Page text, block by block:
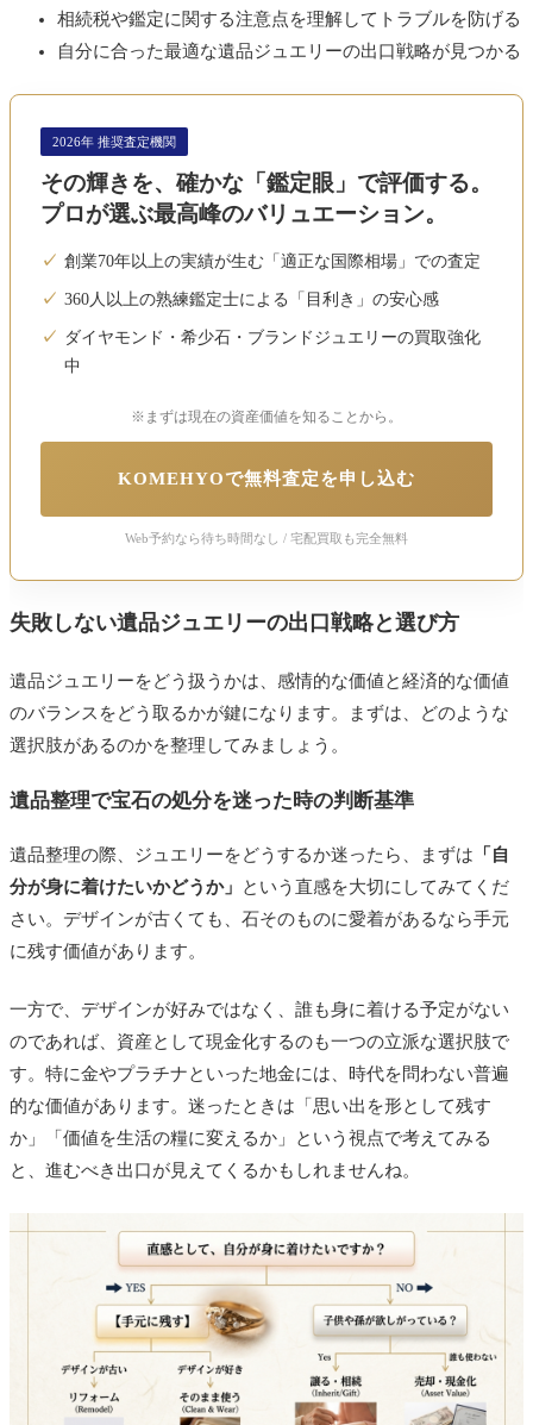
相続税や鑑定に関する注意点を理解してトラブルを防げる
自分に合った最適な遺品ジュエリーの出口戦略が見つかる
2026年 推奨査定機関
その輝きを、確かな「鑑定眼」で評価する。
プロが選ぶ最高峰のバリュエーション。
創業70年以上の実績が生む「適正な国際相場」での査定
360人以上の熟練鑑定士による「目利き」の安心感
ダイヤモンド・希少石・ブランドジュエリーの買取強化
中
※まずは現在の資産価値を知ることから。
KOMEHYOで無料査定を申し込む
Web予約なら待ち時間なし / 宅配買取も完全無料
失敗しない遺品ジュエリーの出口戦略と選び方
遺品ジュエリーをどう扱うかは、感情的な価値と経済的な価値
のバランスをどう取るかが鍵になります。まずは、どのような
選択肢があるのかを整理してみましょう。
遺品整理で宝石の処分を迷った時の判断基準
遺品整理の際、ジュエリーをどうするか迷ったら、まずは 「自
分が身に着けたいかどうか」
という直感を大切にしてみてくだ
さい。デザインが古くても、石そのものに愛着があるなら手元
に残す価値があります。
一方で、デザインが好みではなく、誰も身に着ける予定がない
のであれば、 資産として現金化するのも一つの立派な選択肢で
す。特に金やプラチナといった地金には、時代を問わない普遍
的な価値があります。迷ったときは「思い出を形として残す
か」「価値を生活の糧に変えるか」という視点で考えてみる
と、進むべき出口が見えてくるかもしれませんね。